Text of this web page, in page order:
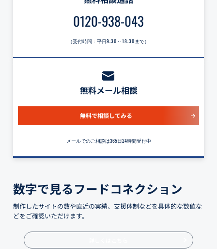
0120-938-043
（受付時間：平日9:30～18:30 まで）
無料メール相談
無料で相談してみる
メールでのご相談は365日24時間受付中
数字で見るフードコネクション
制作したサイトの数や直近の実績、支援体制などを具体的な数値な
どをご確認いただけます。